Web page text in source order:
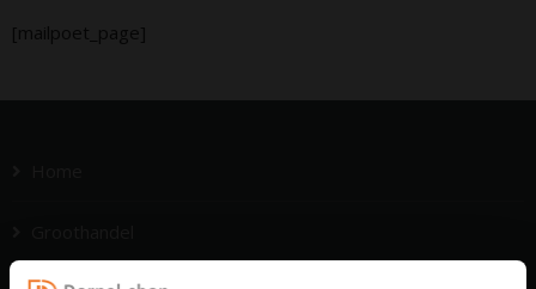
[mailpoet_page]